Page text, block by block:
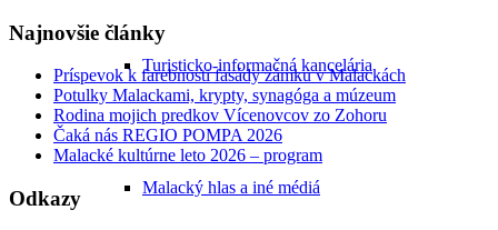
Turisticko-informačná kancelária
Malacký hlas a iné médiá
Najnovšie články
Príspevok k farebnosti fasády zámku v Malackách
Potulky Malackami, krypty, synagóga a múzeum
Rodina mojich predkov Vícenovcov zo Zohoru
Čaká nás REGIO POMPA 2026
Malacké kultúrne leto 2026 – program
Odkazy